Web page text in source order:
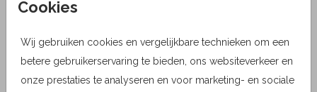
Cookies
Wij gebruiken cookies en vergelijkbare technieken om een
betere gebruikerservaring te bieden, ons websiteverkeer en
onze prestaties te analyseren en voor marketing- en sociale
licht weergegeven. (904)
Designer
Kunst Adelt